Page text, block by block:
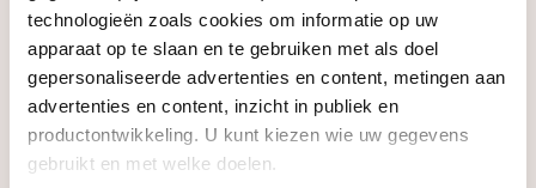
technologieën zoals cookies om informatie op uw
apparaat op te slaan en te gebruiken met als doel
gepersonaliseerde advertenties en content, metingen aan
advertenties en content, inzicht in publiek en
productontwikkeling. U kunt kiezen wie uw gegevens
gebruikt en met welke doelen.
zeker mooi is; Haasjes en Haasjes met zijn tweeën op
pad”, vervolgt Ronald. “Of één weg en de ander
afstoppen”, voegt Christian toe.
Die Haasjestrein zou heel wat jaren later best nog één
rijder langer kunnen worden, vervolgen de broers